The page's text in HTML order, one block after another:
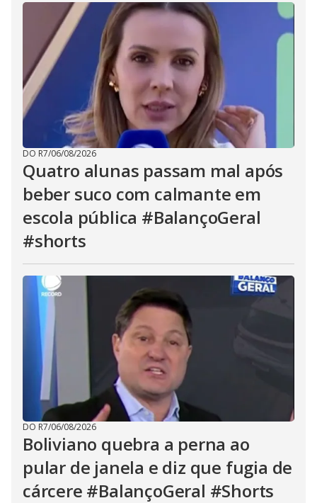
DO R7/06/08/2026
Quatro alunas passam mal após
beber suco com calmante em
escola pública #BalançoGeral
#shorts
DO R7/06/08/2026
Boliviano quebra a perna ao
pular de janela e diz que fugia de
cárcere #BalançoGeral #Shorts